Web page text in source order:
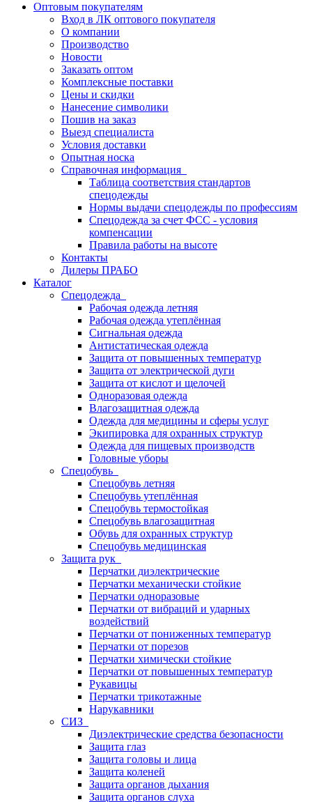
Оптовым покупателям
Вход в ЛК оптового покупателя
О компании
Производство
Новости
Заказать оптом
Комплексные поставки
Цены и скидки
Нанесение символики
Пошив на заказ
Выезд специалиста
Условия доставки
Опытная носка
Справочная информация
Таблица соответствия стандартов
спецодежды
Нормы выдачи спецодежды по профессиям
Спецодежда за счет ФСС - условия
компенсации
Правила работы на высоте
Контакты
Дилеры ПРАБО
Каталог
Спецодежда
Рабочая одежда летняя
Рабочая одежда утеплённая
Сигнальная одежда
Антистатическая одежда
Защита от повышенных температур
Защита от электрической дуги
Защита от кислот и щелочей
Одноразовая одежда
Влагозащитная одежда
Одежда для медицины и сферы услуг
Экипировка для охранных структур
Одежда для пищевых производств
Головные уборы
Спецобувь
Спецобувь летняя
Спецобувь утеплённая
Спецобувь термостойкая
Спецобувь влагозащитная
Обувь для охранных структур
Спецобувь медицинская
Защита рук
Перчатки диэлектрические
Перчатки механически стойкие
Перчатки одноразовые
Перчатки от вибраций и ударных
воздействий
Перчатки от пониженных температур
Перчатки от порезов
Перчатки химически стойкие
Перчатки от повышенных температур
Рукавицы
Перчатки трикотажные
Нарукавники
СИЗ
Диэлектрические средства безопасности
Защита глаз
Защита головы и лица
Защита коленей
Защита органов дыхания
Защита органов слуха